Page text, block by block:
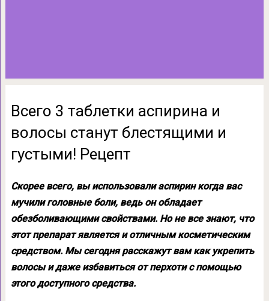
Всего 3 таблетки аспирина и
волосы станут блестящими и
густыми! Рецепт
Скорее всего, вы использовали аспирин когда вас
мучили головные боли, ведь он обладает
обезболивающими свойствами. Но не все знают, что
этот препарат является и отличным косметическим
средством. Мы сегодня расскажут вам как укрепить
волосы и даже избавиться от перхоти с помощью
этого доступного средства.